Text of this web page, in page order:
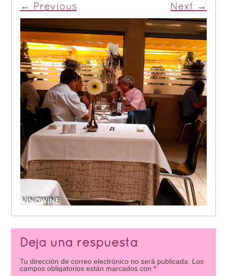
← Previous Next →
Deja una respuesta
Tu dirección de correo electrónico no será publicada. Los
campos obligatorios están marcados con *